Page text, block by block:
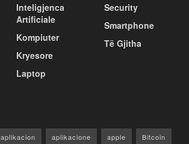
Inteligjenca
Artificiale
Kompiuter
Kryesore
Laptop
Security
Smartphone
Të Gjitha
aplikacion aplikacione apple Bitcoin